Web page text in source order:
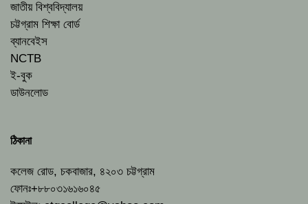
জাতীয় বিশ্ববিদ্যালয়
চট্টগ্রাম শিক্ষা বোর্ড
ব্যানবেইস
NCTB
ই-বুক
ডাউনলোড
ঠিকানা
কলেজ রোড, চকবাজার, ৪২০৩ চট্টগ্রাম
ফোনঃ+৮৮০৩১৬১৬০৪৫